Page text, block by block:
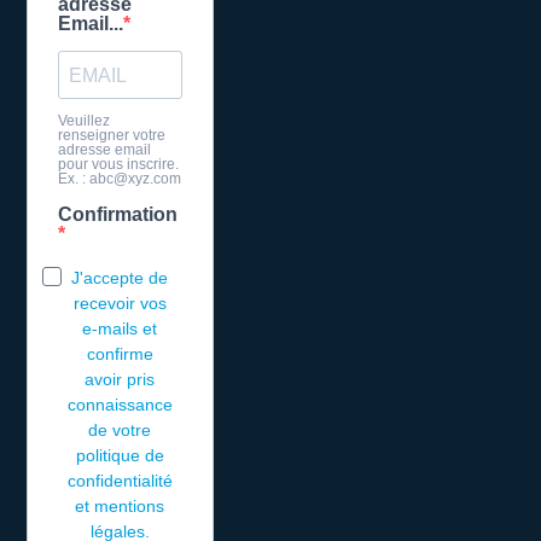
adresse
Email...
Veuillez
renseigner votre
adresse email
pour vous inscrire.
Ex. : abc@xyz.com
Confirmation
J'accepte de
recevoir vos
e-mails et
confirme
avoir pris
connaissance
de votre
politique de
confidentialité
et mentions
légales.